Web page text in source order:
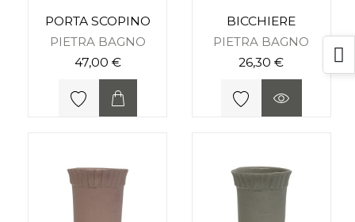
PORTA SCOPINO
PIETRA BAGNO
47,00 €
BICCHIERE
PIETRA BAGNO
26,30 €